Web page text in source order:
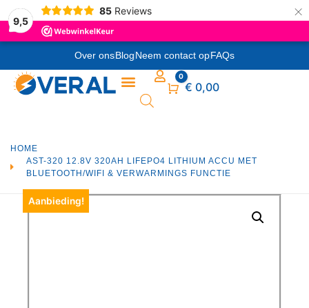
9,5
85 Reviews ×
Over onsBlogNeem contact opFAQs
Winkelwagen
0
€ 0,00
HOME
AST-320 12.8V 320AH LIFEPO4 LITHIUM ACCU MET
BLUETOOTH/WIFI & VERWARMINGS FUNCTIE
Aanbieding!